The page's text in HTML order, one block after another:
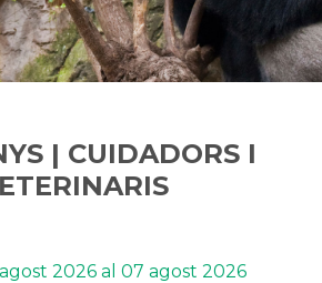
| CUIDADORS I
2026 al 07 agost 2026